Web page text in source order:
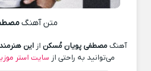
متن آهنگ
آهنگ مصطفی پویان مُسکناز این
می‌توانید به راحتی از سایت استر